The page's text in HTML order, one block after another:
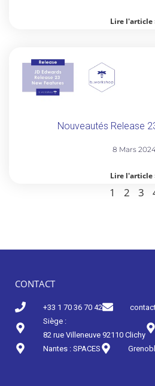
Lire l'article
Nouveautés Release
8 Mars
Lire l'article
1 2 3
CONTACT
+33 1 70 36 70 42
Siège :
82 rue Villeneuve 92110 Clichy
Nantes : SPACES